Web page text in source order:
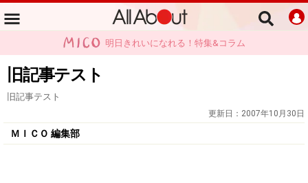
明日きれいになれる！特集&コラム
旧記事テスト
旧記事テスト
更新日： 2007年10月30日
ＭＩＣＯ 編集部